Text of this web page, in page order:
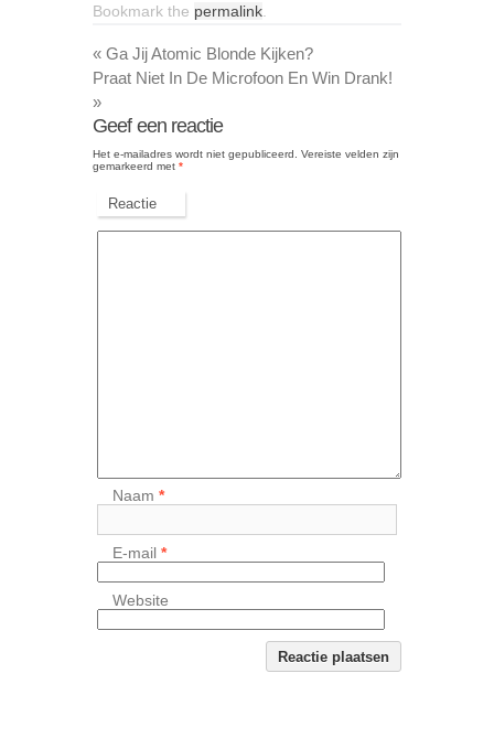
Bookmark the permalink
« Ga Jij Atomic Blonde Kijken?
Praat Niet In De Microfoon En Win Drank!
»
Geef een reactie
Het e-mailadres wordt niet gepubliceerd.
Vereiste velden zijn
gemarkeerd met *
Reactie
Naam*
E-mail*
Website